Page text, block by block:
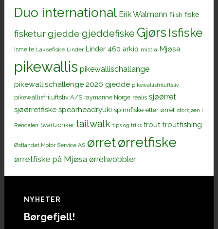
Duo international Erik Walmann fiiish fiske
fisketurgjedde gjeddefiske Gjørs Isfiske
Ismeite Laksefiske Linder Linder 460 arkip mistra Mjøsa
pikewallis pikewallischallange
pikewallischallenge 2020 gjedde pikewallisfriluftsliv
pikewallisfriluftsliv A/S raymarine Norge realis sjøørret
sjøørretfiske spearheadryuki spinnfiske etter ørret storsjøen i
Rendalen Svartzonker tailwalk tips og triks trout troutfishing
Østlandet Motor Service AS ørretørretfiske
ørretfiske på Mjøsa ørretwobbler
Footer
NYHETER
Børgefjell!